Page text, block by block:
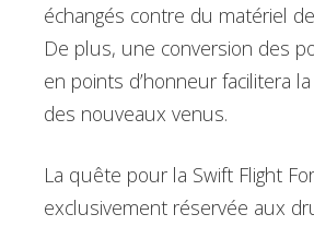
échangés contre du matériel
De plus, une conversion des
en points d’honneur facilitera
des nouveaux venus.
La quête pour la Swift Flight
exclusivement réservée aux